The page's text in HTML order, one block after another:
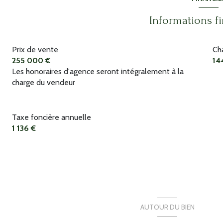
Informations
Prix de vente
255 000 €
Les honoraires d'agence seront intégralement à la
charge du vendeur
Taxe foncière annuelle
1 136 €
AUTOUR DU BIEN